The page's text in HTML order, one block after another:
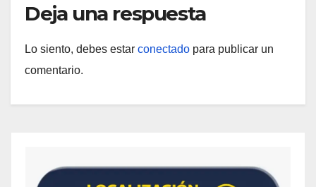
Deja una respuesta
Lo siento, debes estar conectado para publicar un
comentario.